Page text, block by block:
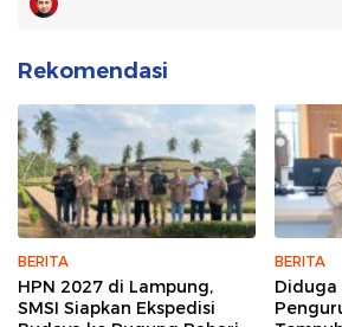
Rekomendasi
BERITA
HPN 2027 di Lampung,
SMSI Siapkan Ekspedisi
BERITA
Diduga